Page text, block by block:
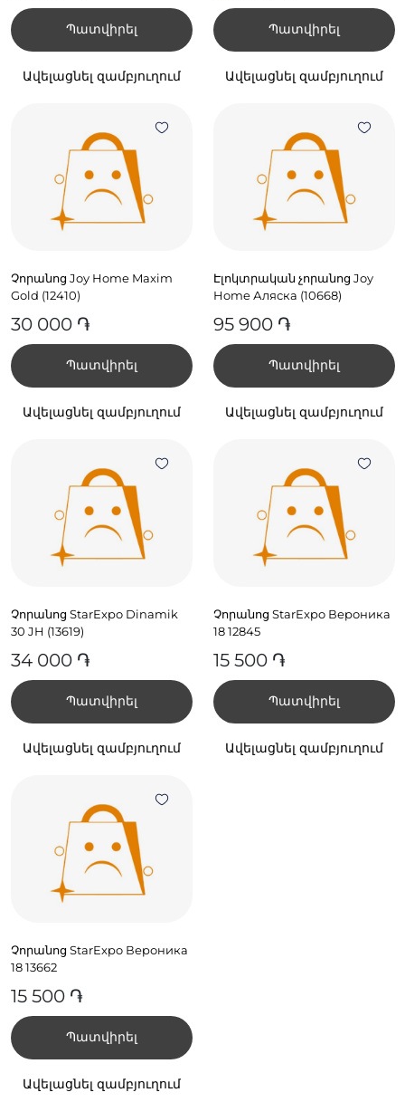
Պատվիրել
Ավելացնել զամբյուղում
Պատվիրել
Ավելացնել զամբյուղում
Չորանոց Joy Home Maxim
Gold (12410)
30 000 ֏
Պատվիրել
Ավելացնել զամբյուղում
Էլոկտրական չորանոց Joy
Home Аляска (10668)
95 900 ֏
Պատվիրել
Ավելացնել զամբյուղում
Չորանոց StarExpo Dinamik
30 JH (13619)
34 000 ֏
Պատվիրել
Ավելացնել զամբյուղում
Չորանոց StarExpo Вероника
18 12845
15 500 ֏
Պատվիրել
Ավելացնել զամբյուղում
Չորանոց StarExpo Вероника
18 13662
15 500 ֏
Պատվիրել
Ավելացնել զամբյուղում